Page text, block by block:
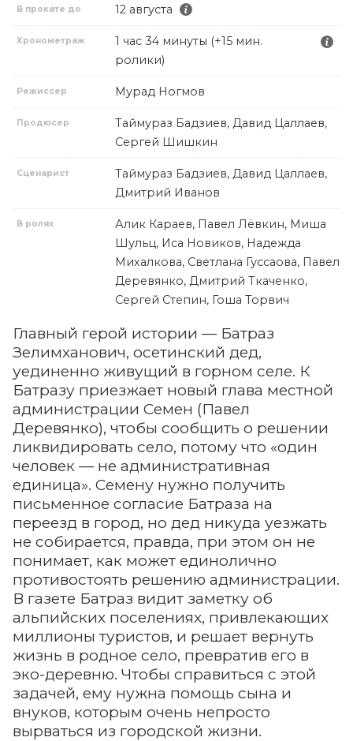
В прокате до 12 августа
Хронометраж
1 час 34 минуты (+15 мин.
ролики)
Режиссер Мурад Ногмов
Продюсер
Таймураз Бадзиев, Давид Цаллаев,
Сергей Шишкин
Сценарист
Таймураз Бадзиев, Давид Цаллаев,
Дмитрий Иванов
В ролях
Алик Караев, Павел Лёвкин, Миша
Шульц, Иса Новиков, Надежда
Михалкова, Светлана Гуссаова, Павел
Деревянко, Дмитрий Ткаченко,
Сергей Степин, Гоша Торвич
Главный герой истории — Батраз
Зелимханович, осетинский дед,
уединенно живущий в горном селе. К
Батразу приезжает новый глава местной
администрации Семен (Павел
Деревянко), чтобы сообщить о решении
ликвидировать село, потому что «один
человек — не административная
единица». Семену нужно получить
письменное согласие Батраза на
переезд в город, но дед никуда уезжать
не собирается, правда, при этом он не
понимает, как может единолично
противостоять решению администрации.
В газете Батраз видит заметку об
альпийских поселениях, привлекающих
миллионы туристов, и решает вернуть
жизнь в родное село, превратив его в
эко-деревню. Чтобы справиться с этой
задачей, ему нужна помощь сына и
внуков, которым очень непросто
вырваться из городской жизни.